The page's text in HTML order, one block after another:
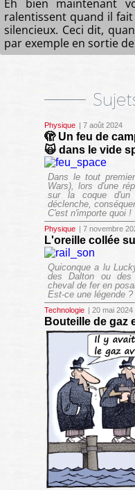
Physique | 7 août 2024
🫣 Un feu de
🙀 dans le vide
Dans le tout
Wars), lors d'une
sur la coque
déclenche,
C'est n'importe quoi !
Physique | 7 novembre
L'oreille collée
Quiconque a lu
des Dalton ou des
cheval de fer en
Est-ce une légende
Technologie | 20 mai 2024
Bouteille de gaz
Eh bien maintenant
ralentissent quand il
silencieux. Ceci dit,
par exemple en sortie